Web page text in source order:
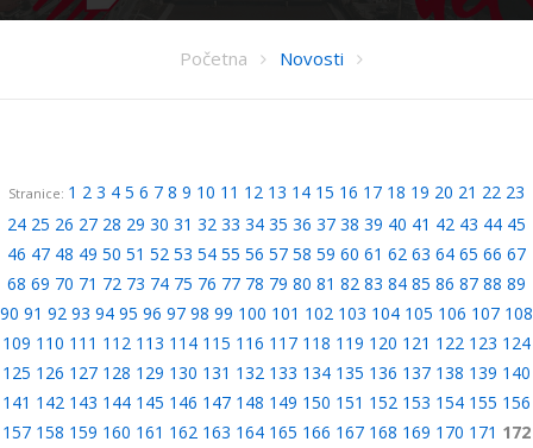
Početna Novosti
Stranice: 1 2 3 4 5 6 7 8 9 10 11 12 13 14 15 16 17 18 19 20 21 22 23
24 25 26 27 28 29 30 31 32 33 34 35 36 37 38 39 40 41 42 43 44 45
46 47 48 49 50 51 52 53 54 55 56 57 58 59 60 61 62 63 64 65 66 67
68 69 70 71 72 73 74 75 76 77 78 79 80 81 82 83 84 85 86 87 88 89
90 91 92 93 94 95 96 97 98 99 100 101 102 103 104 105 106 107 108
109 110 111 112 113 114 115 116 117 118 119 120 121 122 123 124
125 126 127 128 129 130 131 132 133 134 135 136 137 138 139 140
141 142 143 144 145 146 147 148 149 150 151 152 153 154 155 156
157 158 159 160 161 162 163 164 165 166 167 168 169 170 171 172